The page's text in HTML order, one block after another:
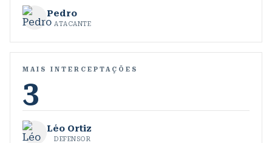
Pedro
ATACANTE
MAIS INTERCEPTAÇÕES
3
Léo Ortiz
DEFENSOR